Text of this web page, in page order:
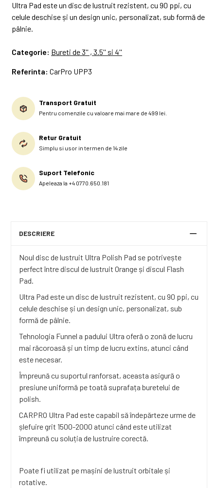
Ultra Pad este un disc de lustruit rezistent, cu 90 ppi, cu
celule deschise și un design unic, personalizat, sub formă de
pâlnie.
Categorie: Bureti de 3'' , 3.5'' si 4''
Referinta: CarPro UPP3
Transport Gratuit
Pentru comenzile cu valoare mai mare de 499 lei.
Retur Gratuit
Simplu si usor in termen de 14 zile
Suport Telefonic
Apeleaza la +4 0770.650.181
DESCRIERE
Noul disc de lustruit Ultra Polish Pad se potrivește
perfect între discul de lustruit Orange și discul Flash
Pad.
Ultra Pad este un disc de lustruit rezistent, cu 90 ppi, cu
celule deschise și un design unic, personalizat, sub
formă de pâlnie.
Tehnologia Funnel a padului Ultra oferă o zonă de lucru
mai răcoroasă și un timp de lucru extins, atunci când
este necesar.
Împreună cu suportul ranforsat, aceasta asigură o
presiune uniformă pe toată suprafața buretelui de
polish.
CARPRO Ultra Pad este capabil să îndepărteze urme de
șlefuire grit 1500-2000 atunci când este utilizat
împreună cu soluția de lustruire corectă.
Poate fi utilizat pe mașini de lustruit orbitale și
rotative.